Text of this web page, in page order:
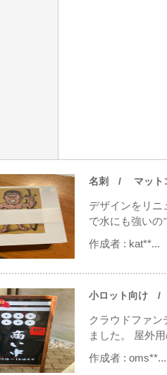
名刺 / マットコ
デザインをリニ
で水にも強いの
作成者 : kat**...
小ロット向け /
クラウドファ
ました。 屋外
作成者 : oms**...